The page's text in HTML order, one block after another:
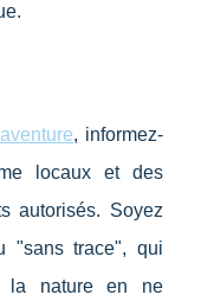
, informez-
locaux et des
autorisés. Soyez
"sans trace", qui
la nature en ne